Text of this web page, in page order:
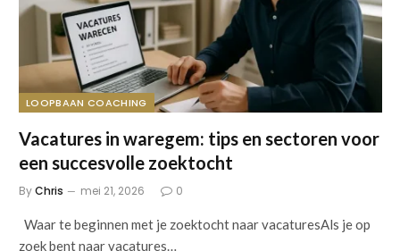
LOOPBAAN COACHING
Vacatures in waregem: tips en sectoren voor
een succesvolle zoektocht
ByChris mei 21, 2026 0
Waar te beginnen met je zoektocht naar vacaturesAls je op
zoek bent naar vacatures…